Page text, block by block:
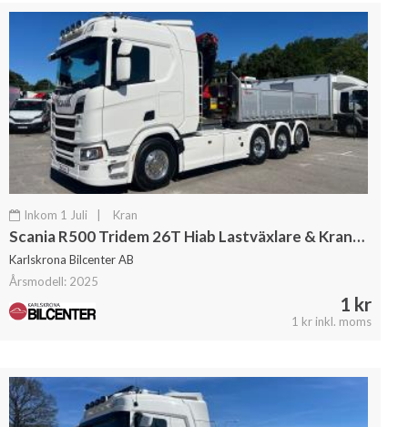
Inkom 1 Juli Kran
Scania R500 Tridem 26T Hiab Lastväxlare & Kranflak Palfinger
Karlskrona Bilcenter AB
Årsmodell: 2025
1 kr
1 kr inkl. moms